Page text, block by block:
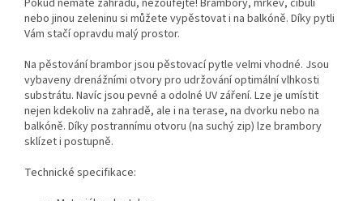
nebo jinou zeleninu si můžete vypěstovat i na balkóně. Díky pytli
Vám stačí opravdu malý prostor.
Na pěstování brambor jsou pěstovací pytle velmi vhodné. Jsou
vybaveny drenážními otvory pro udržování optimální vlhkosti
substrátu. Navíc jsou pevné a odolné UV záření. Lze je umístit
nejen kdekoliv na zahradě, ale i na terase, na dvorku nebo na
balkóně. Díky postrannímu otvoru (na suchý zip) lze brambory
sklízet i postupně.
Technické specifikace: